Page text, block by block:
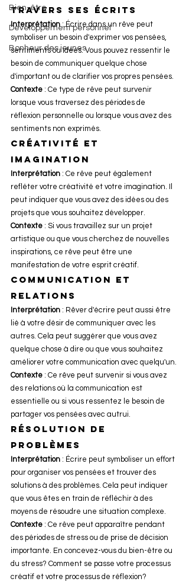
Bien-être
Développement personnel
Bonheur des jeunes
travers ses écrits
Interprétation : Écrire dans un rêve peut
symboliser un besoin d'exprimer vos pensées,
sentiments ou idées. Vous pouvez ressentir le
besoin de communiquer quelque chose
d'important ou de clarifier vos propres pensées.
Contexte : Ce type de rêve peut survenir
lorsque vous traversez des périodes de
réflexion personnelle ou lorsque vous avez des
sentiments non exprimés.
Créativité et
imagination
Interprétation : Ce rêve peut également
refléter votre créativité et votre imagination. Il
peut indiquer que vous avez des idées ou des
projets que vous souhaitez développer.
Contexte : Si vous travaillez sur un projet
artistique ou que vous cherchez de nouvelles
inspirations, ce rêve peut être une
manifestation de votre esprit créatif.
Communication et
relations
Interprétation : Rêver d'écrire peut aussi être
lié à votre désir de communiquer avec les
autres. Cela peut suggérer que vous avez
quelque chose à dire ou que vous souhaitez
améliorer votre communication avec quelqu'un.
Contexte : Ce rêve peut survenir si vous avez
des relations où la communication est
essentielle ou si vous ressentez le besoin de
partager vos pensées avec autrui.
Résolution de
problèmes
Interprétation : Écrire peut symboliser un effort
pour organiser vos pensées et trouver des
solutions à des problèmes. Cela peut indiquer
que vous êtes en train de réfléchir à des
moyens de résoudre une situation complexe.
Contexte : Ce rêve peut apparaître pendant
des périodes de stress ou de prise de décision
importante. En concevez-vous du bien-être ou
du stress? Comment se passe votre processus
créatif et votre processus de réflexion?